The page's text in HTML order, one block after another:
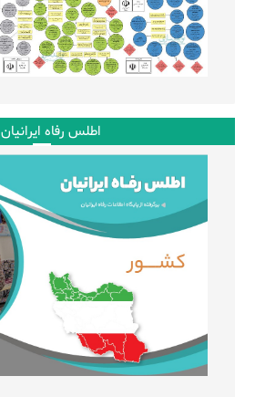
اطلس رفاه ایرانیان